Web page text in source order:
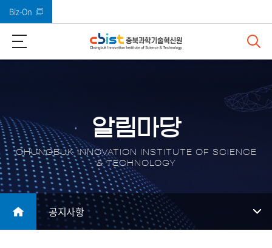
Biz-On
알림마당
CHUNGBUK INNOVATION INSTITUTE OF SCIENCE
& TECHNOLOGY
공지사항